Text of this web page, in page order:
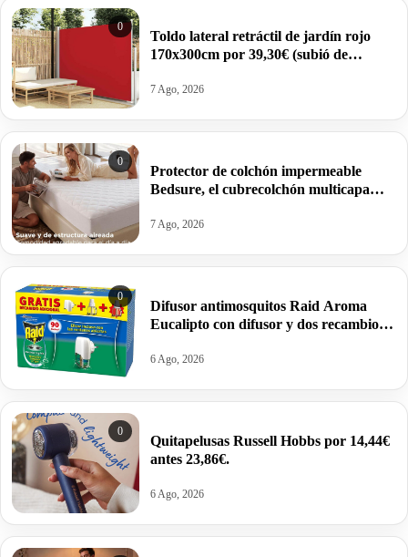
0
Toldo lateral retráctil de jardín rojo
170x300cm por 39,30€ (subió de
7 Ago, 2026
0
Protector de colchón impermeable
Bedsure, el cubrecolchón multicapa
21,65€.
7 Ago, 2026
0
Difusor antimosquitos Raid Aroma
Eucalipto con difusor y dos recambios
6 Ago, 2026
0
Quitapelusas Russell Hobbs por 14,44€
antes 23,86€.
6 Ago, 2026